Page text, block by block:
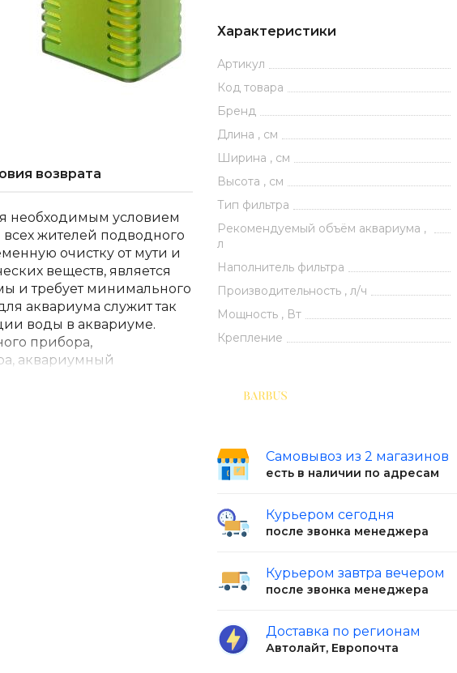
возврата
необходимым условием
жителей подводного
очистку от мути и
веществ, является
и требует минимального
аквариума служит так
воды в аквариуме.
прибора,
аквариумный
изоляцией
Характеристики
Артикул
Код товара
Бренд
Длина , см
Ширина , см
Высота , см
Тип фильтра
Рекомендуемый объём аквариума ,
л
Наполнитель фильтра
Производительность , л/ч
Мощность , Вт
Крепление
Самовывоз из 2 магазинов
есть в наличии по адресам
Курьером сегодня
после звонка менеджера
Курьером завтра вечером
после звонка менеджера
Доставка по регионам
Автолайт, Европочта